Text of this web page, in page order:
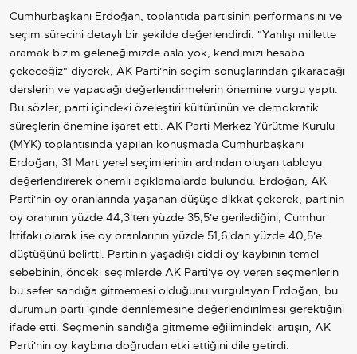
Cumhurbaşkanı Erdoğan, toplantıda partisinin performansını ve
seçim sürecini detaylı bir şekilde değerlendirdi. "Yanlışı millette
aramak bizim geleneğimizde asla yok, kendimizi hesaba
çekeceğiz" diyerek, AK Parti'nin seçim sonuçlarından çıkaracağı
derslerin ve yapacağı değerlendirmelerin önemine vurgu yaptı.
Bu sözler, parti içindeki özeleştiri kültürünün ve demokratik
süreçlerin önemine işaret etti. AK Parti Merkez Yürütme Kurulu
(MYK) toplantısında yapılan konuşmada Cumhurbaşkanı
Erdoğan, 31 Mart yerel seçimlerinin ardından oluşan tabloyu
değerlendirerek önemli açıklamalarda bulundu. Erdoğan, AK
Parti'nin oy oranlarında yaşanan düşüşe dikkat çekerek, partinin
oy oranının yüzde 44,3'ten yüzde 35,5'e gerilediğini, Cumhur
İttifakı olarak ise oy oranlarının yüzde 51,6'dan yüzde 40,5'e
düştüğünü belirtti. Partinin yaşadığı ciddi oy kaybının temel
sebebinin, önceki seçimlerde AK Parti'ye oy veren seçmenlerin
bu sefer sandığa gitmemesi olduğunu vurgulayan Erdoğan, bu
durumun parti içinde derinlemesine değerlendirilmesi gerektiğini
ifade etti. Seçmenin sandığa gitmeme eğilimindeki artışın, AK
Parti'nin oy kaybına doğrudan etki ettiğini dile getirdi.